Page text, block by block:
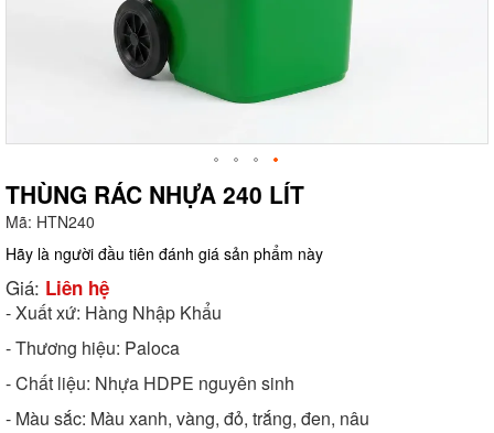
THÙNG RÁC NHỰA 240 LÍT
Mã: HTN240
Hãy là người đầu tiên đánh giá sản phẩm này
Giá: Liên hệ
- Xuất xứ: Hàng Nhập Khẩu
- Thương hiệu: Paloca
- Chất liệu: Nhựa HDPE nguyên sinh
- Màu sắc: Màu xanh, vàng, đỏ, trắng, đen, nâu